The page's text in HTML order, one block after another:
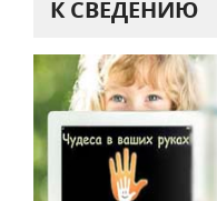
К СВЕДЕНИЮ